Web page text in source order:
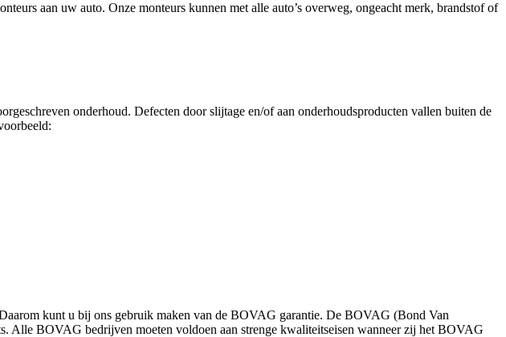
aan uw auto. Onze monteurs kunnen met alle auto’s overweg, ongeacht merk, brandstof of
onderhoud. Defecten door slijtage en/of aan onderhoudsproducten vallen buiten de
kunt u bij ons gebruik maken van de BOVAG garantie. De BOVAG (Bond Van
Alle BOVAG bedrijven moeten voldoen aan strenge kwaliteitseisen wanneer zij het BOVAG